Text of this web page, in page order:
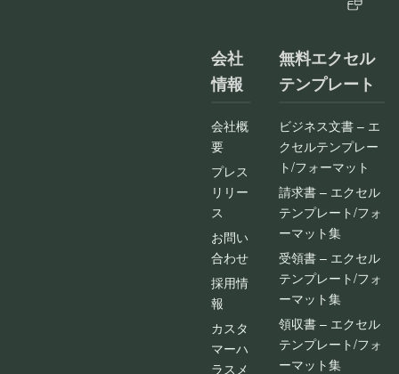
会社
情報
会社概
要
プレス
リリー
ス
お問い
合わせ
採用情
報
カスタ
マーハ
ラスメ
無料エクセル
テンプレート
ビジネス文書 – エ
クセルテンプレー
ト/フォーマット
請求書 – エクセル
テンプレート/フォ
ーマット集
受領書 – エクセル
テンプレート/フォ
ーマット集
領収書 – エクセル
テンプレート/フォ
ーマット集